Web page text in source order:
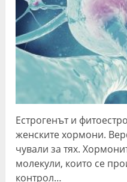
Естрогенът и
женските хормони.
чували за тях.
молекули, които се
контрол…